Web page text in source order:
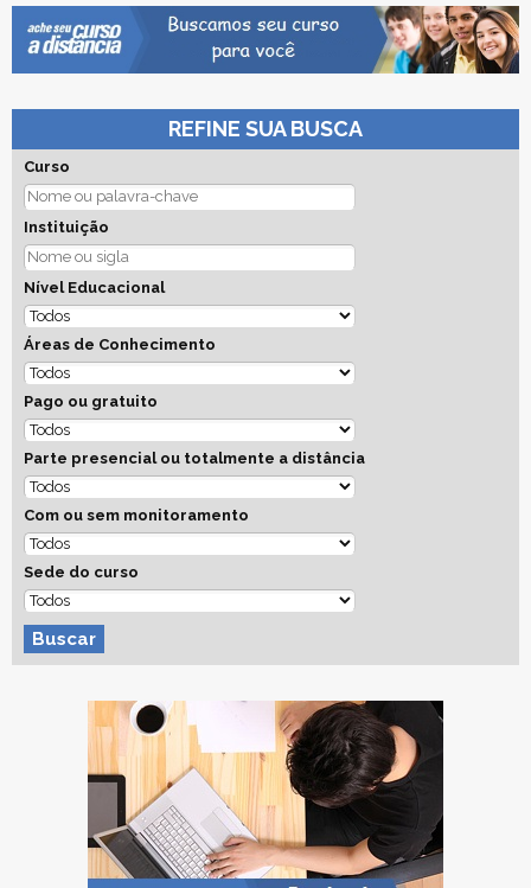
REFINE SUA BUSCA
Curso
Instituição
Nível Educacional
Áreas de Conhecimento
Pago ou gratuito
Parte presencial ou totalmente a distância
Com ou sem monitoramento
Sede do curso
Buscar